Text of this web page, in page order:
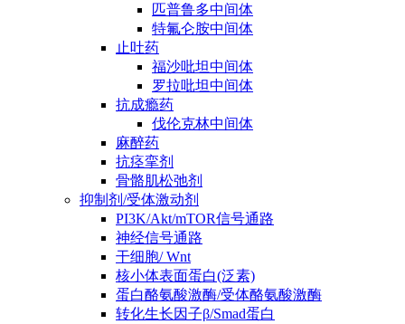
匹普鲁多中间体
特氟仑胺中间体
止吐药
福沙吡坦中间体
罗拉吡坦中间体
抗成瘾药
伐伦克林中间体
麻醉药
抗痉挛剂
骨骼肌松弛剂
抑制剂/受体激动剂
PI3K/Akt/mTOR信号通路
神经信号通路
干细胞/ Wnt
核小体表面蛋白(泛素)
蛋白酪氨酸激酶/受体酪氨酸激酶
转化生长因子β/Smad蛋白